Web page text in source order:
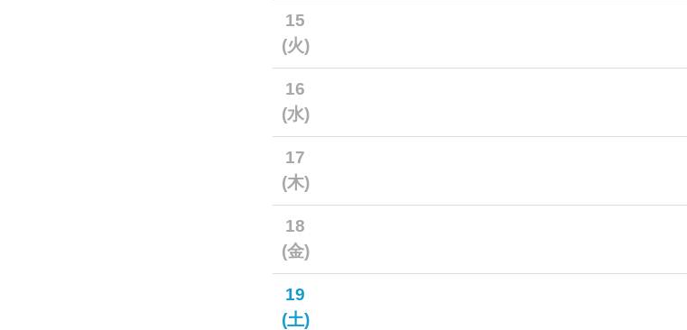
15
(火)
16
(水)
17
(木)
18
(金)
19
(土)